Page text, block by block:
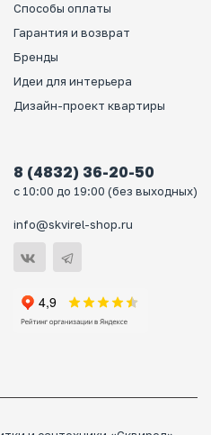
Способы оплаты
Гарантия и возврат
Бренды
Идеи для интерьера
Дизайн-проект квартиры
8 (4832) 36-20-50
с 10:00 до 19:00 (без выходных)
info@skvirel-shop.ru